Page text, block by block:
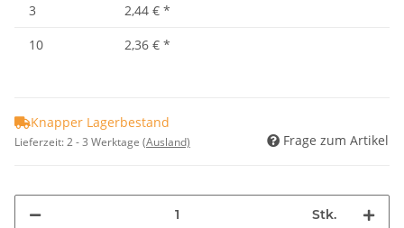
3 2,44 € *
10
2,36 € *
Knapper Lagerbestand
Lieferzeit:2 - 3 Werktage (Ausland) Frage zum Artikel
Stk.